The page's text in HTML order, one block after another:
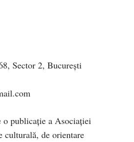
Sector 2, București
o publicaţie a Asociaţiei
culturală, de orientare